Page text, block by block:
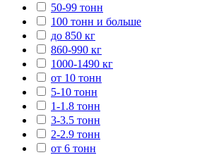
50-99 тонн
100 тонн и больше
до 850 кг
860-990 кг
1000-1490 кг
от 10 тонн
5-10 тонн
1-1.8 тонн
3-3.5 тонн
2-2.9 тонн
от 6 тонн